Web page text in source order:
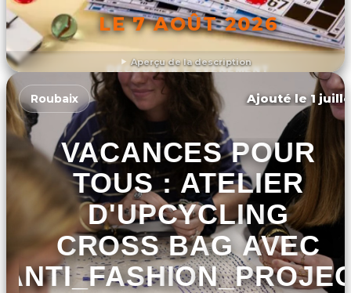
Aperçu de la description
LE 7 AOÛT 2026
DÉCOUVRIR L'ÉVÉNEMENT
Roubaix Ajouté le 1
VACANCES POUR
TOUS : ATELIER
D'UPCYCLING
CROSS BAG AVEC